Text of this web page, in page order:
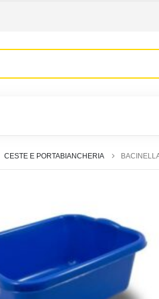
CESTE E PORTABIANCHERIA